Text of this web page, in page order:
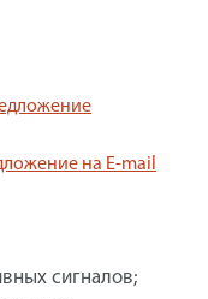
на E-mail
сигналов;